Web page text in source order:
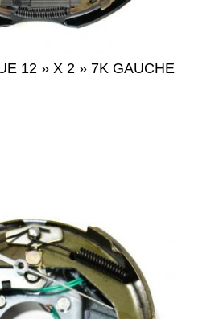
12 » X 2 » 7K GAUCHE